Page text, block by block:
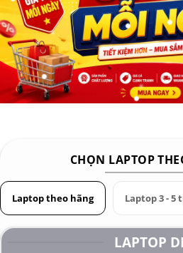
Card 2 đồ họa rời: intel hd
Bộ nhớ Ram Memory: 8GB
Ổ cứng Hard Drive: SSD
Pin Battery: Nguyên zin theo
Trọng lượng Weight: 3.15 kg
CHỌN LAPTOP
Laptop theo hãng Laptop 3 - 5
LAPTOP